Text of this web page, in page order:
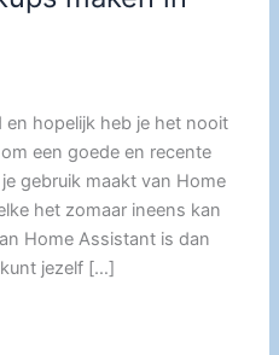
en hopelijk heb je het nooit
een goede en recente
gebruik maakt van Home
het zomaar ineens kan
Home Assistant is dan
jezelf […]